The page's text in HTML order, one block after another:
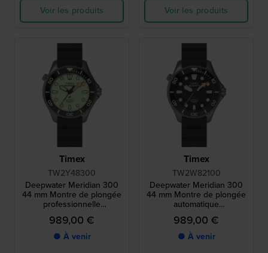
Voir les produits
Voir les produits
Timex
TW2Y48300
Deepwater Meridian 300
44 mm Montre de plongée
professionnelle
automatique 300atm avec
boîtier en titane et cadran
lumineux
989,00 €
● À venir
Timex
TW2W82100
Deepwater Meridian 300
44 mm Montre de plongée
automatique
professionnelle 300 ATM
avec boîtier en titane
989,00 €
● À venir